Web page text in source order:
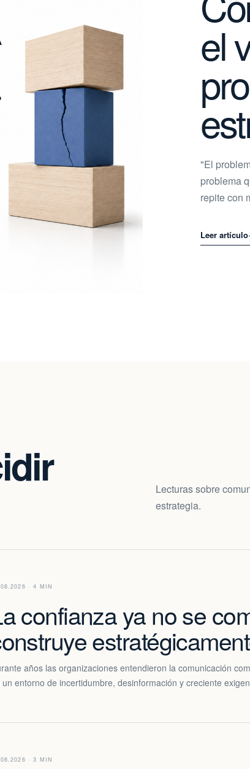
el
"El
problema
repite con
Leer artículo
Lecturas sobre
estrategia.
· 4 MIN
confianza ya no se
años las organizaciones entendieron la comunicación
un entorno de incertidumbre, desinformación y creciente
· 3 MIN